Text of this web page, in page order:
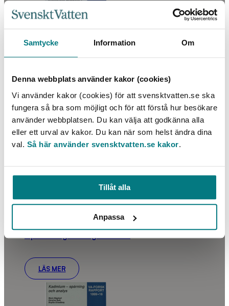
Samtycke Information Om
Denna webbplats använder kakor (cookies)
Vi använder kakor (cookies) för att svensktvatten.se ska
fungera så bra som möjligt och för att förstå hur besökare
använder webbplatsen. Du kan välja att godkänna alla
eller ett urval av kakor. Du kan när som helst ändra dina
val. Så här använder svensktvatten.se kakor.
Tillåt alla
Anpassa
LÄS MER
LÄS MER